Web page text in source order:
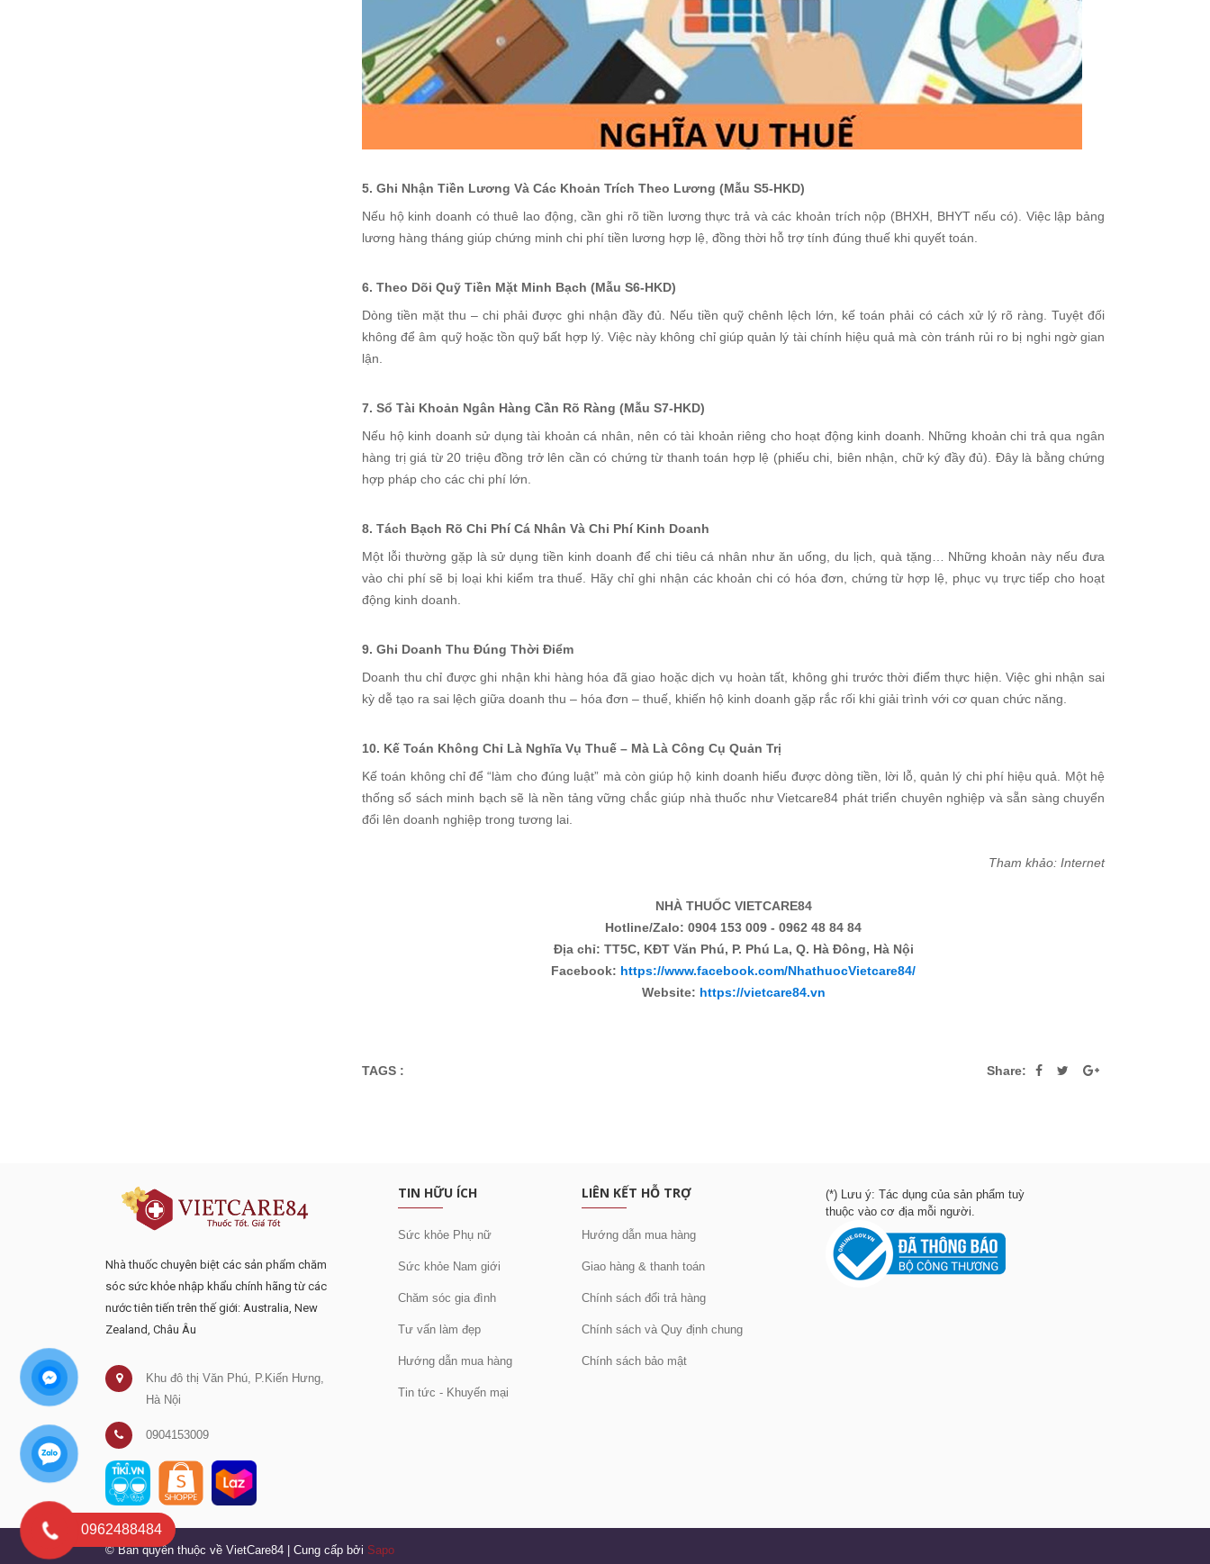
5. Ghi Nhận Tiền Lương Và Các Khoản Trích Theo Lương (Mẫu S5-HKD)
Nếu hộ kinh doanh có thuê lao động, cần ghi rõ tiền lương thực trả và các khoản trích nộp (BHXH, BHYT nếu có). Việc lập bảng
lương hàng tháng giúp chứng minh chi phí tiền lương hợp lệ, đồng thời hỗ trợ tính đúng thuế khi quyết toán.
6. Theo Dõi Quỹ Tiền Mặt Minh Bạch (Mẫu S6-HKD)
Dòng tiền mặt thu – chi phải được ghi nhận đầy đủ. Nếu tiền quỹ chênh lệch lớn, kế toán phải có cách xử lý rõ ràng. Tuyệt đối
không để âm quỹ hoặc tồn quỹ bất hợp lý. Việc này không chỉ giúp quản lý tài chính hiệu quả mà còn tránh rủi ro bị nghi ngờ gian
lận.
7. Sổ Tài Khoản Ngân Hàng Cần Rõ Ràng (Mẫu S7-HKD)
Nếu hộ kinh doanh sử dụng tài khoản cá nhân, nên có tài khoản riêng cho hoạt động kinh doanh. Những khoản chi trả qua ngân
hàng trị giá từ 20 triệu đồng trở lên cần có chứng từ thanh toán hợp lệ (phiếu chi, biên nhận, chữ ký đầy đủ). Đây là bằng chứng
hợp pháp cho các chi phí lớn.
8. Tách Bạch Rõ Chi Phí Cá Nhân Và Chi Phí Kinh Doanh
Một lỗi thường gặp là sử dụng tiền kinh doanh để chi tiêu cá nhân như ăn uống, du lịch, quà tặng… Những khoản này nếu đưa
vào chi phí sẽ bị loại khi kiểm tra thuế. Hãy chỉ ghi nhận các khoản chi có hóa đơn, chứng từ hợp lệ, phục vụ trực tiếp cho hoạt
động kinh doanh.
9. Ghi Doanh Thu Đúng Thời Điểm
Doanh thu chỉ được ghi nhận khi hàng hóa đã giao hoặc dịch vụ hoàn tất, không ghi trước thời điểm thực hiện. Việc ghi nhận sai
kỳ dễ tạo ra sai lệch giữa doanh thu – hóa đơn – thuế, khiến hộ kinh doanh gặp rắc rối khi giải trình với cơ quan chức năng.
10. Kế Toán Không Chỉ Là Nghĩa Vụ Thuế – Mà Là Công Cụ Quản Trị
Kế toán không chỉ để “làm cho đúng luật” mà còn giúp hộ kinh doanh hiểu được dòng tiền, lời lỗ, quản lý chi phí hiệu quả. Một hệ
thống sổ sách minh bạch sẽ là nền tảng vững chắc giúp nhà thuốc như Vietcare84 phát triển chuyên nghiệp và sẵn sàng chuyển
đổi lên doanh nghiệp trong tương lai.
Tham khảo: Internet
NHÀ THUỐC VIETCARE84
Hotline/Zalo: 0904 153 009 - 0962 48 84 84
Địa chỉ: TT5C, KĐT Văn Phú, P. Phú La, Q. Hà Đông, Hà Nội
Facebook: https://www.facebook.com/NhathuocVietcare84/
Website: https://vietcare84.vn
TAGS : Share:
Nhà thuốc chuyên biệt các sản phẩm chăm
sóc sức khỏe nhập khẩu chính hãng từ các
nước tiên tiến trên thế giới: Australia, New
Zealand, Châu Âu
Khu đô thị Văn Phú, P.Kiến Hưng,
Hà Nội
0904153009
TIN HỮU ÍCH
Sức khỏe Phụ nữ
Sức khỏe Nam giới
Chăm sóc gia đình
Tư vấn làm đẹp
Hướng dẫn mua hàng
Tin tức - Khuyến mại
LIÊN KẾT HỖ TRỢ
Hướng dẫn mua hàng
Giao hàng & thanh toán
Chính sách đổi trả hàng
Chính sách và Quy định chung
Chính sách bảo mật
(*) Lưu ý: Tác dụng của sản phẩm tuỳ
thuộc vào cơ địa mỗi người.
© Bản quyền thuộc về VietCare84 | Cung cấp bởi Sapo
0962488484